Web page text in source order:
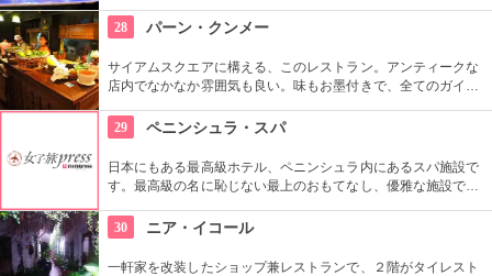
写真を撮ることが出来る。バンコク中心部から10キロ弱にある
ので、タクシーかバスツアーでの参加を。
28 パーン・クンメー
サイアムスクエアに構える、このレストラン。アンティークな
店内でなかなか雰囲気も良い。味もお墨付きで、全てのガイド
器の演奏が聞ける。
29 ペニンシュラ・スパ
日本にもある最高級ホテル、ペニンシュラ内にあるスパ施設で
す。最高級の名に恥じない最上のおもてなし、優雅な施設での
30
ニア・イコール
一軒家を改装したショップ兼レストランで、２階がタイレスト